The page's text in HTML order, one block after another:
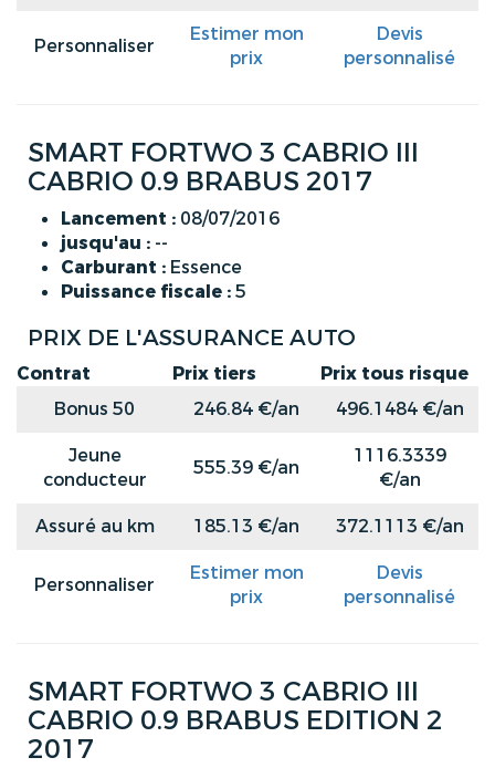
Personnaliser
Estimer mon
prix
Devis
personnalisé
SMART FORTWO 3 CABRIO III
CABRIO 0.9 BRABUS 2017
Lancement : 08/07/2016
jusqu'au : --
Carburant : Essence
Puissance fiscale :5
PRIX DE L'ASSURANCE AUTO
Contrat Prix tiers
Prix tous risque
Bonus 50
246.84 €/an
496.1484 €/an
Jeune
conducteur
555.39 €/an
1116.3339
€/an
Assuré au km
185.13 €/an 372.1113 €/an
Personnaliser
Estimer mon
prix
Devis
personnalisé
SMART FORTWO 3 CABRIO III
CABRIO 0.9 BRABUS EDITION 2
2017